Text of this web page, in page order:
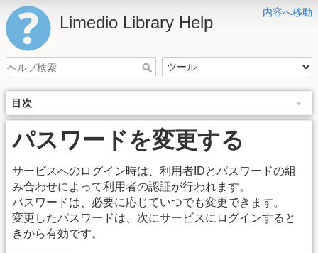
内容へ移動
Limedio Library Help
目次
パスワードを変更する
サービスへのログイン時は、利用者IDとパスワードの組
み合わせによって利用者の認証が行われます。
パスワードは、必要に応じていつでも変更できます。
変更したパスワードは、次にサービスにログインすると
きから有効です。